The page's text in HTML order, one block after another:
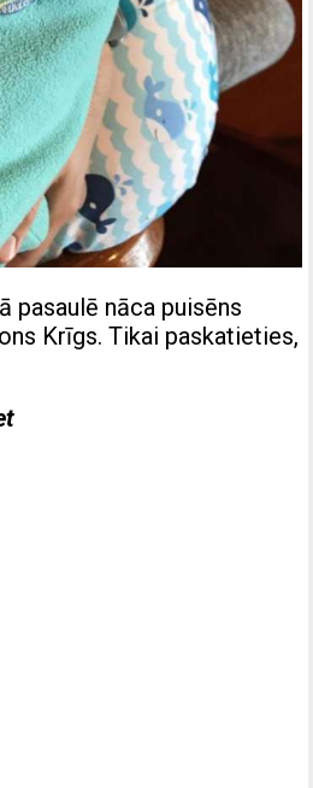
pasaulē nāca puisēns
Krīgs. Tikai paskatieties,